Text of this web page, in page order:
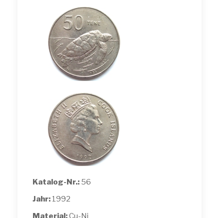
Katalog-Nr.: 56
Jahr: 1992
Material:Cu-Ni